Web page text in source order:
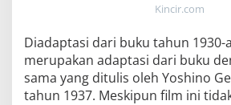
Kincir.com
Diadaptasi dari buku tahun 1930-
merupakan adaptasi dari buku
sama yang ditulis oleh Yoshino
tahun 1937. Meskipun film ini